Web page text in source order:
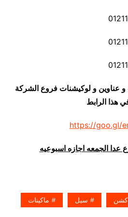
و عناوين و لوكيشنات فروع الشركة
هذا الرابط
https://goo.gl/
عدا الجمعه اجازه اسبوعيه
سيل ماكينات